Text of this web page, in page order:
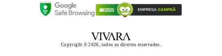
Copyright © 2026, todos os direitos reservados.